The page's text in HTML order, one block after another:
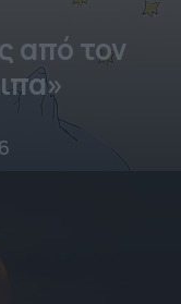
από τον